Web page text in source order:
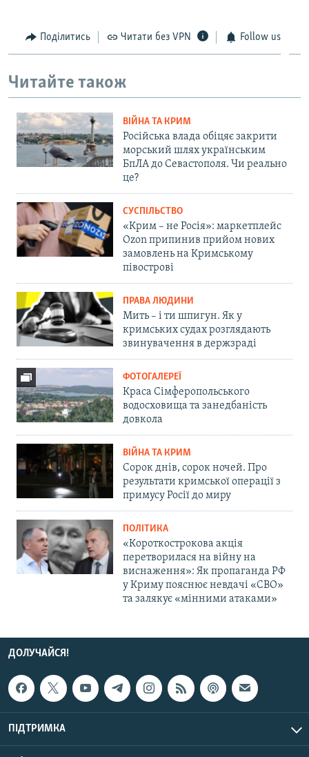
Поділитись Читати без VPN Follow us
Читайте також
ВІЙНА ТА КРИМ
Російська влада обіцяє закрити
морський шлях українським
БпЛА до Севастополя. Чи реально
це?
СУСПІЛЬСТВО
«Крим – не Росія»: маркетплейс
Ozon припинив прийом нових
замовлень на Кримському
півострові
ПРАВА ЛЮДИНИ
Мить – і ти шпигун. Як у
кримських судах розглядають
звинувачення в держзраді
ФОТОГАЛЕРЕЇ
Краса Сімферопольського
водосховища та занедбаність
довкола
ВІЙНА ТА КРИМ
Сорок днів, сорок ночей. Про
результати кримської операції з
примусу Росії до миру
ПОЛІТИКА
«Короткострокова акція
перетворилася на війну на
виснаження»: Як пропаганда РФ
у Криму пояснює невдачі «СВО»
та залякує «мінними атаками»
ДОЛУЧАЙСЯ!
ПІДТРИМКА